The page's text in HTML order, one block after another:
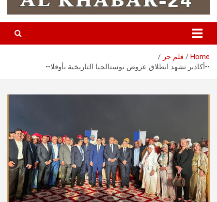
Home
قلم حر
••أكادير تشهد انطلاق عروض نوستالجيا التاريخية بأوفلا••